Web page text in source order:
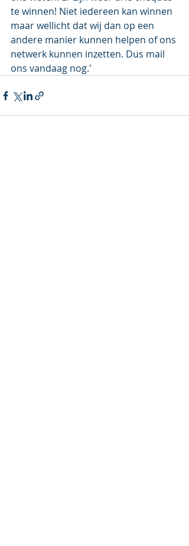
te winnen! Niet iedereen kan winnen
maar wellicht dat wij dan op een
andere manier kunnen helpen of ons
netwerk kunnen inzetten. Dus mail
ons vandaag nog.'